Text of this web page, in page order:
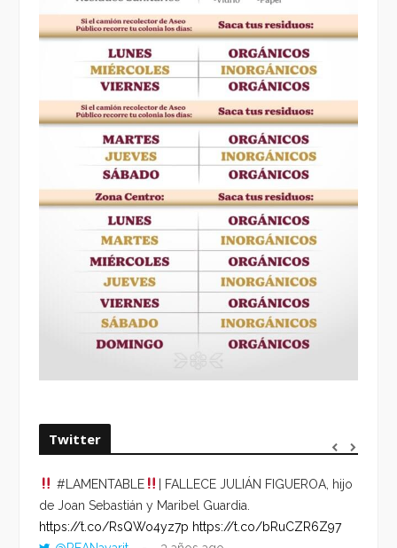
Twitter
#LAMENTABLE
| FALLECE JULIÁN FIGUEROA, hijo
de Joan Sebastián y Maribel Guardia.
https://t.co/RsQWo4yz7p https://t.co/bRuCZR6Z97